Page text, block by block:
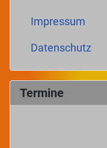
Impressum
Datenschutz
Termine